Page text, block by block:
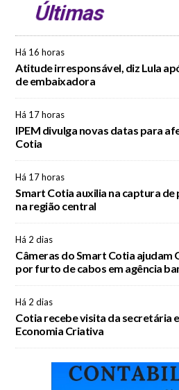
Últimas
Há 16 horas
Atitude irresponsável, diz Lula
de embaixadora
Há 17 horas
IPEM divulga novas datas para
Cotia
Há 17 horas
Smart Cotia auxilia na captura
na região central
Há 2 dias
Câmeras do Smart Cotia ajudam
por furto de cabos em agência
Há 2 dias
Cotia recebe visita da secretária
Economia Criativa